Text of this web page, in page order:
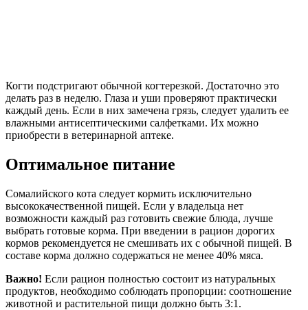
Когти подстригают обычной когтерезкой. Достаточно это
делать раз в неделю. Глаза и уши проверяют практически
каждый день. Если в них замечена грязь, следует удалить ее
влажными антисептическими салфетками. Их можно
приобрести в ветеринарной аптеке.
Оптимальное питание
Сомалийского кота следует кормить исключительно
высококачественной пищей. Если у владельца нет
возможности каждый раз готовить свежие блюда, лучше
выбрать готовые корма. При введении в рацион дорогих
кормов рекомендуется не смешивать их с обычной пищей. В
составе корма должно содержаться не менее 40% мяса.
Важно! Если рацион полностью состоит из натуральных
продуктов, необходимо соблюдать пропорции: соотношение
животной и растительной пищи должно быть 3:1.